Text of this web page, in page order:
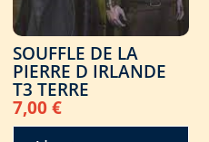
SOUFFLE DE LA
PIERRE D IRLANDE
T3 TERRE
7,00€